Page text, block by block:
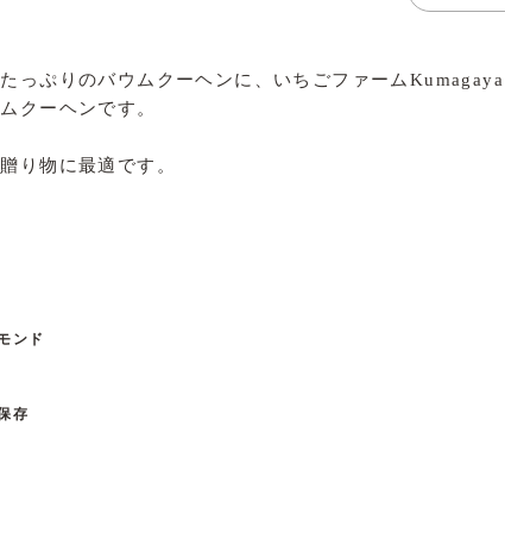
っぷりのバウムクーヘンに、いちごファーム
クーヘンです。
り物に最適です。
ンド
存